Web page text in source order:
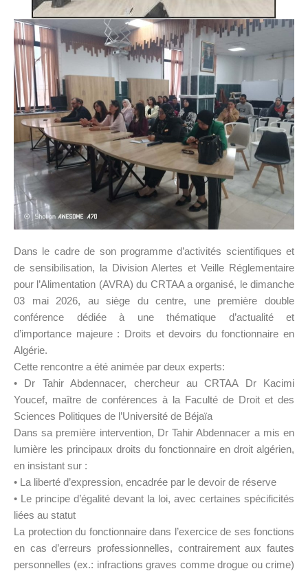
Dans le cadre de son programme d’activités scientifiques et
de sensibilisation, la Division Alertes et Veille Réglementaire
pour l’Alimentation (AVRA) du CRTAA a organisé, le dimanche
03 mai 2026, au siège du centre, une première double
conférence dédiée à une thématique d’actualité et
d’importance majeure : Droits et devoirs du fonctionnaire en
Algérie.
Cette rencontre a été animée par deux experts:
• Dr Tahir Abdennacer, chercheur au CRTAA Dr Kacimi
Youcef, maître de conférences à la Faculté de Droit et des
Sciences Politiques de l’Université de Béjaïa
Dans sa première intervention, Dr Tahir Abdennacer a mis en
lumière les principaux droits du fonctionnaire en droit algérien,
en insistant sur :
• La liberté d’expression, encadrée par le devoir de réserve
• Le principe d’égalité devant la loi, avec certaines spécificités
liées au statut
La protection du fonctionnaire dans l’exercice de ses fonctions
en cas d’erreurs professionnelles, contrairement aux fautes
personnelles (ex.: infractions graves comme drogue ou crime)